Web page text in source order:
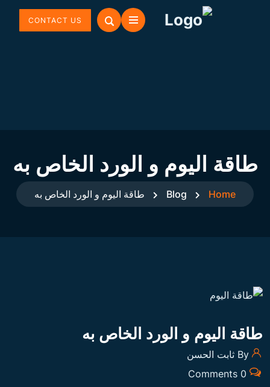
CONTACT US
طاقة اليوم و الورد الخاص به
Home
Blog طاقة اليوم و الورد الخاص به
طاقة اليوم و الورد الخاص به
0 Comments